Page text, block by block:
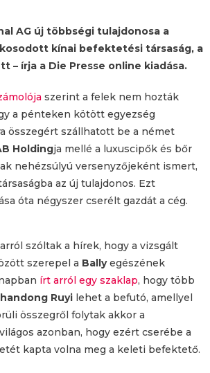
AG új többségi tulajdonosa a
kínai befektetési társaság, a
– írja a Die Presse online kiadása.
szerint a felek nem hozták
a pénteken kötött egyezség
összegért szállhatott be a német
Holdingja mellé a luxuscipők és bőr
nehézsúlyú versenyzőjeként ismert,
az új tulajdonos. Ezt
óta négyszer cserélt gazdát a cég.
szóltak a hírek, hogy a vizsgált
szerepel a Ballyegészének
írt arról egy szaklap, hogy több
Ruyilehet a befutó, amellyel
összegről folytak akkor a
azonban, hogy ezért cserébe a
kapta volna meg a keleti befektető.